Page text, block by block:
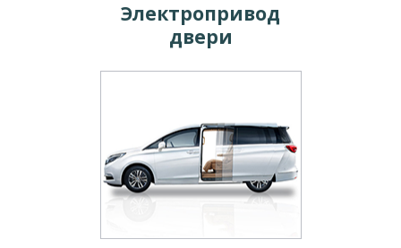
Электропривод
двери